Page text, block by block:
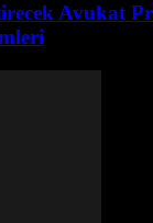
Avukat